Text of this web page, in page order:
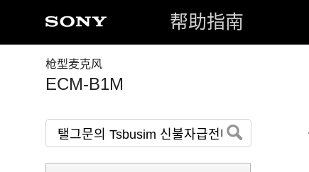
帮助指南
枪型麦克风
ECM-B1M